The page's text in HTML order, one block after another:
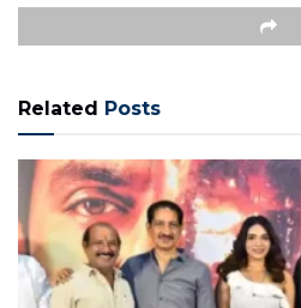
Related Posts